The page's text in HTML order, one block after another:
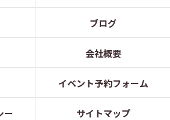
ブログ
会社概要
イベント予約フォーム
ー サイトマップ